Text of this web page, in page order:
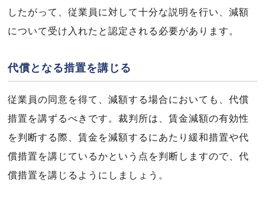
したがって、従業員に対して十分な説明を行い、減額
について受け入れたと認定される必要があります。
代償となる措置を講じる
従業員の同意を得て、減額する場合においても、代償
措置を講ずるべきです。裁判所は、賃金減額の有効性
を判断する際、賃金を減額するにあたり緩和措置や代
償措置を講じているかという点を判断しますので、代
償措置を講じるようにしましょう。